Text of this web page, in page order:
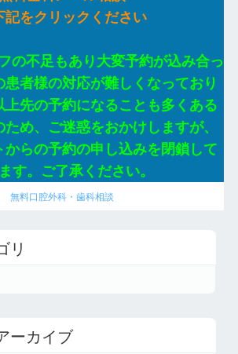
記をクリックください
の不足もあり大変予約が込み合っ
者様の対応が難しくなっており
上先の予約になることも多くある
め、ご迷惑をおかけしますが、
からの予約の申し込みを閉鎖して
す。ご了承ください。
無料口腔外科・歯科相談
リ
ーカイブ